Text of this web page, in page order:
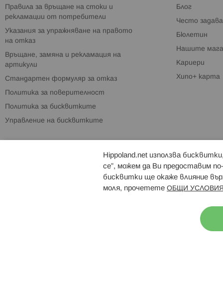
Правила за връщане на стоки и
рекламации от потребители
Указания за упражняване на правото
на отказ
Връщане, замяна и рекламация на
артикули
Стандартен формуляр за отказ
Политика за поверителност
Политика за бисквитките
Управление на бисквитките
Блог
Често
Бюлетин
Нашите
Кариери
Хипо+ карта
Брошури Магазини
Hippoland.net използва
се”, можем да Ви предоставим
бисквитки ще окаже влияние
моля, прочетете ОБЩИ УСЛОВИЯ